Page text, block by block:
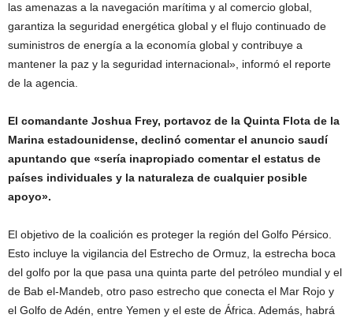
las amenazas a la navegación marítima y al comercio global,
garantiza la seguridad energética global y el flujo continuado de
suministros de energía a la economía global y contribuye a
mantener la paz y la seguridad internacional», informó el reporte
de la agencia.
El comandante Joshua Frey, portavoz de la Quinta Flota de la
Marina estadounidense, declinó comentar el anuncio saudí
apuntando que «sería inapropiado comentar el estatus de
países individuales y la naturaleza de cualquier posible
apoyo».
El objetivo de la coalición es proteger la región del Golfo Pérsico.
Esto incluye la vigilancia del Estrecho de Ormuz, la estrecha boca
del golfo por la que pasa una quinta parte del petróleo mundial y el
de Bab el-Mandeb, otro paso estrecho que conecta el Mar Rojo y
el Golfo de Adén, entre Yemen y el este de África. Además, habrá